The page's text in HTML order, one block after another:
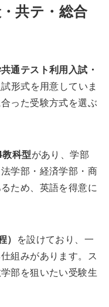
共テ・総合
通テスト利用入試・
形式を用意していま
った受験方式を選ぶ
科型があり、学部
学部・経済学部・商
ため、英語を得意に
を設けており、一
組みがあります。ス
部を狙いたい受験生